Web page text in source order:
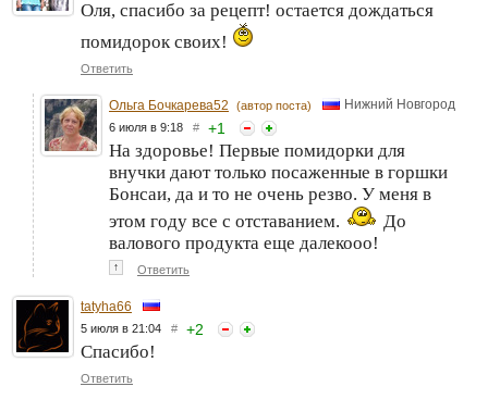
Оля, спасибо за рецепт! остается дождаться
помидорок своих!
Ответить
Ольга Бочкарева52 (автор поста) Нижний Новгород
6 июля в 9:18 # +1
На здоровье! Первые помидорки для
внучки дают только посаженные в горшки
Бонсаи, да и то не очень резво. У меня в
этом году все с отставанием.
До
валового продукта еще далекооо!
↑ Ответить
tatyha66
5 июля в 21:04 # +2
Спасибо!
Ответить